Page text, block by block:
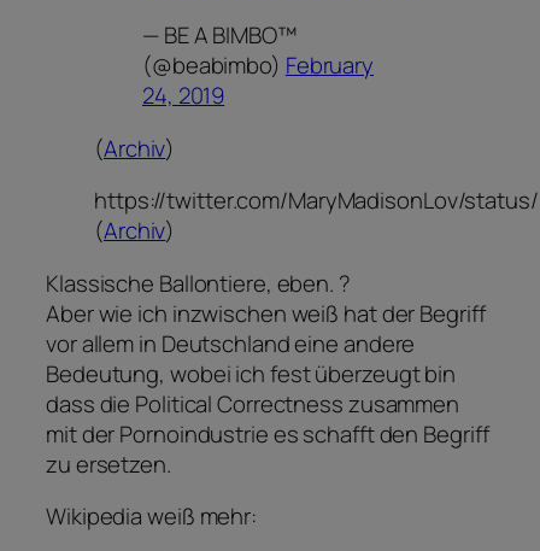
— BE A BIMBO™
(@beabimbo) February
24, 2019
(Archiv)
https://twitter.com/MaryMadisonLov/status/
(Archiv)
Klassische Ballontiere, eben. ?
Aber wie ich inzwischen weiß hat der Begriff
vor allem in Deutschland eine andere
Bedeutung, wobei ich fest überzeugt bin
dass die Political Correctness zusammen
mit der Pornoindustrie es schafft den Begriff
zu ersetzen.
Wikipedia weiß mehr: